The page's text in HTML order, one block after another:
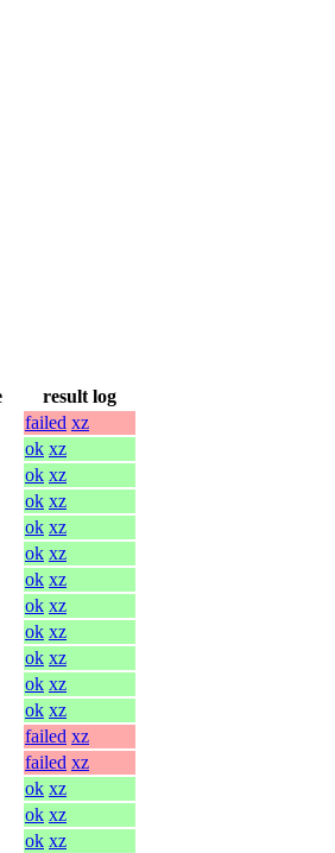
result log
failed xz
ok xz
ok xz
ok xz
ok xz
ok xz
ok xz
ok xz
ok xz
ok xz
ok xz
ok xz
failed xz
failed xz
ok xz
ok xz
ok xz